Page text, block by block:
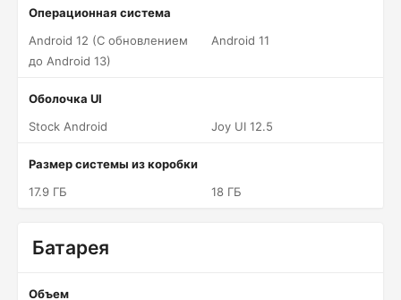
Операционная система
Android 12 (С обновлением
до Android 13)
Android 11
Оболочка UI
Stock Android
Joy UI 12.5
Размер системы из коробки
17.9 ГБ
18 ГБ
Батарея
Объем